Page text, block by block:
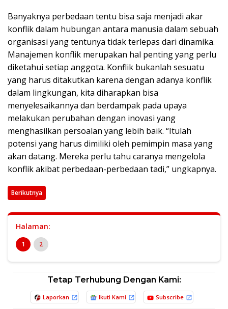
Banyaknya perbedaan tentu bisa saja menjadi akar
konflik dalam hubungan antara manusia dalam sebuah
organisasi yang tentunya tidak terlepas dari dinamika.
Manajemen konflik merupakan hal penting yang perlu
diketahui setiap anggota. Konflik bukanlah sesuatu
yang harus ditakutkan karena dengan adanya konflik
dalam lingkungan, kita diharapkan bisa
menyelesaikannya dan berdampak pada upaya
melakukan perubahan dengan inovasi yang
menghasilkan persoalan yang lebih baik. “Itulah
potensi yang harus dimiliki oleh pemimpin masa yang
akan datang. Mereka perlu tahu caranya mengelola
konflik akibat perbedaan-perbedaan tadi,” ungkapnya.
Berikutnya
Halaman:
1 2
Tetap Terhubung Dengan Kami:
Laporkan Ikuti Kami Subscribe